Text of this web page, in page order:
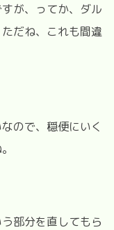
が、ってか、ダル
だね、これも間違
ので、穏便にいく
部分を直してもら